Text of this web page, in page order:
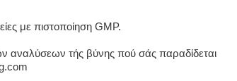
με πιστοποίηση GMP.
αναλύσεων τής βύνης πού σάς παραδίδεται